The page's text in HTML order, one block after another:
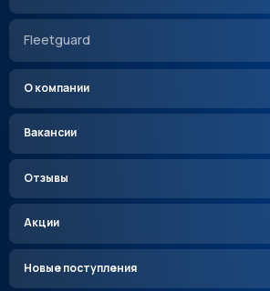
Fleetguard
О компании
Вакансии
Отзывы
Акции
Новые поступления